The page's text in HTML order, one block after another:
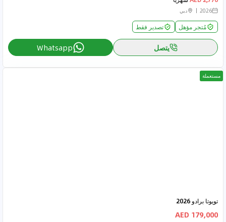
2026 دبي
مُتجر مؤهل تصدير فقط
يتصل Whatsapp
مستعملة
تويوتا برادو 2026
179,000 AED